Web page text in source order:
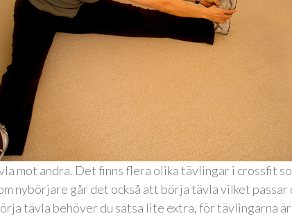
mot andra. Det finns flera olika tävlingar i crossfit
nybörjare går det också att börja tävla vilket
tävla behöver du satsa lite extra, för tävlingarna